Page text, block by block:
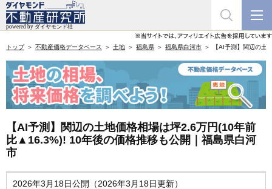
トップ 不動産価格データベース 土地 福島県 福島県白河市 【AI予測】関辺の
【AI予測】関辺の土地価格相場は坪2.6万円(10年前
比▲16.3%)! 10年後の価格推移も公開｜福島県白河
市
2026年3月18日公開（2026年3月18日更新）